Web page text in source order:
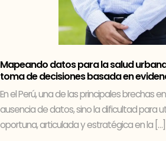
Mapeando datos para la salud
toma de decisiones basada en
En el Perú, una de las principales brechas
ausencia de datos, sino la dificultad para
oportuna, articulada y estratégica en la […]